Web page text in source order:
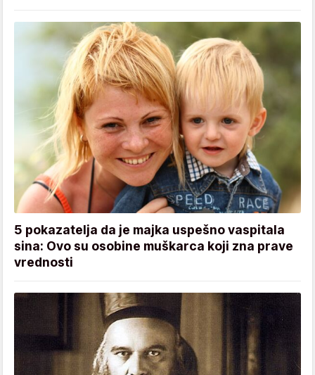
5 pokazatelja da je majka uspešno vaspitala
sina: Ovo su osobine muškarca koji zna prave
vrednosti